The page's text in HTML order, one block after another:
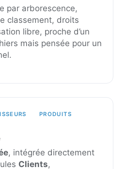
par arborescence,
classement, droits
libre, proche d’un
mais pensée pour un
PRODUITS
, intégrée directement
Clients,